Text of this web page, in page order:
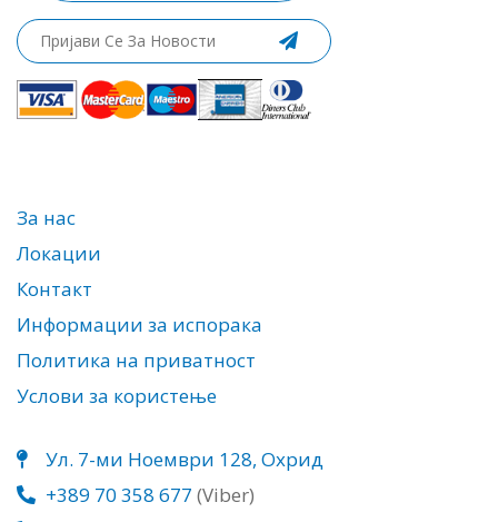
За нас
Локации
Контакт
Информации за испорака
Политика на приватност
Услови за користење
Ул. 7-ми Ноември 128, Охрид
+389 70 358 677 (Viber)